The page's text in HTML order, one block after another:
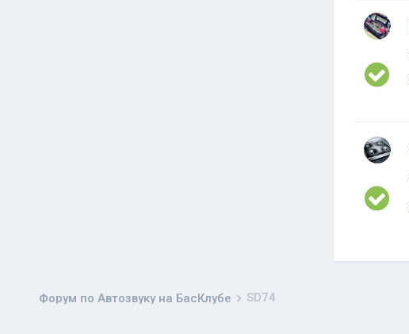
Форум по Автозвуку на БасКлубе SD74